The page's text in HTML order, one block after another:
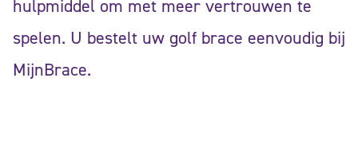
hulpmiddel om met meer vertrouwen te
spelen. U bestelt uw golf brace eenvoudig bij
MijnBrace.